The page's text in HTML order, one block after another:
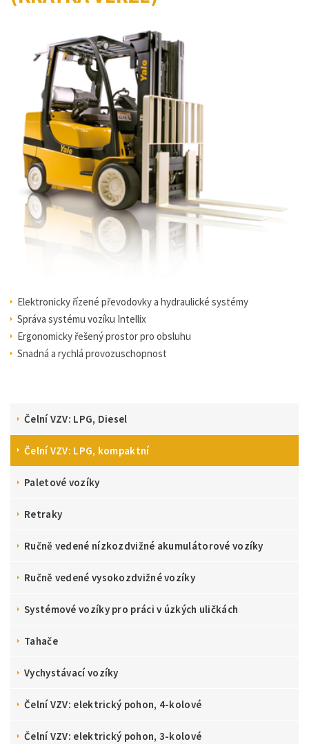
Elektronicky řízené převodovky a hydraulické systémy
Správa systému vozíku Intellix
Ergonomicky řešený prostor pro obsluhu
Snadná a rychlá provozuschopnost
Čelní VZV: LPG, Diesel
Čelní VZV: LPG, kompaktní
Paletové vozíky
Retraky
Ručně vedené nízkozdvižné akumulátorové vozíky
Ručně vedené vysokozdvižné vozíky
Systémové vozíky pro práci v úzkých uličkách
Tahače
Vychystávací vozíky
Čelní VZV: elektrický pohon, 4-kolové
Čelní VZV: elektrický pohon, 3-kolové